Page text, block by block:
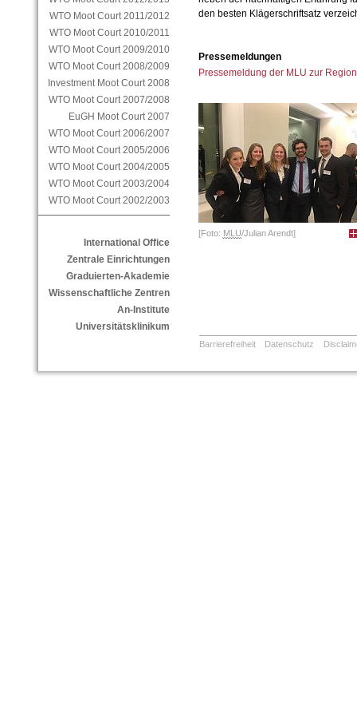
WTO Moot Court 2011/2012
WTO Moot Court 2010/2011
WTO Moot Court 2009/2010
WTO Moot Court 2008/2009
Investment Moot Court 2008
WTO Moot Court 2007/2008
EuGH Moot Court 2007
WTO Moot Court 2006/2007
WTO Moot Court 2005/2006
WTO Moot Court 2004/2005
WTO Moot Court 2003/2004
WTO Moot Court 2002/2003
International Office
Zentrale Einrichtungen
Graduierten-Akademie
Wissenschaftliche Zentren
An-Institute
Universitätsklinikum
den besten Klägerschriftsatz
Pressemeldungen
Pressemeldung der MLU zur
[Foto: MLU/Julian Arendt]
Barrierefreiheit Datenschutz